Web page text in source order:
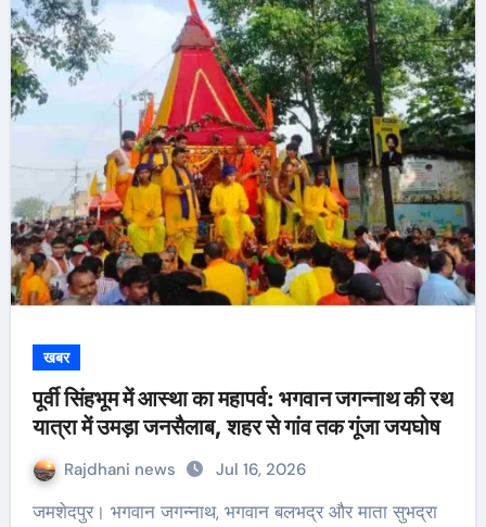
खबर
पूर्वी सिंहभूम में आस्था का महापर्व: भगवान जगन्नाथ की रथ
यात्रा में उमड़ा जनसैलाब, शहर से गांव तक गूंजा जयघोष
Rajdhani news Jul 16, 2026
जमशेदपुर। भगवान जगन्नाथ, भगवान बलभद्र और माता सुभद्रा